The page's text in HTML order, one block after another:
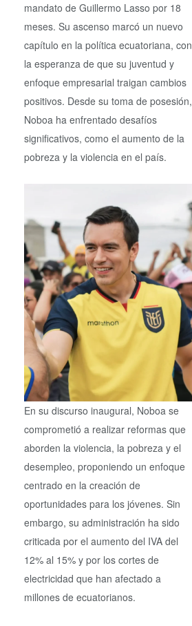
mandato de Guillermo Lasso por 18
meses. Su ascenso marcó un nuevo
capítulo en la política ecuatoriana, con
la esperanza de que su juventud y
enfoque empresarial traigan cambios
positivos. Desde su toma de posesión,
Noboa ha enfrentado desafíos
significativos, como el aumento de la
pobreza y la violencia en el país.
En su discurso inaugural, Noboa se
comprometió a realizar reformas que
aborden la violencia, la pobreza y el
desempleo, proponiendo un enfoque
centrado en la creación de
oportunidades para los jóvenes. Sin
embargo, su administración ha sido
criticada por el aumento del IVA del
12% al 15% y por los cortes de
electricidad que han afectado a
millones de ecuatorianos.